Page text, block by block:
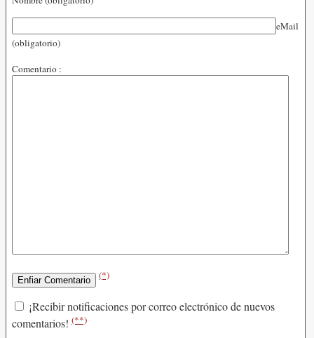
eMail
(obligatorio)
Comentario :
(*)
¡Recibir notificaciones por correo electrónico de nuevos
comentarios! (**)